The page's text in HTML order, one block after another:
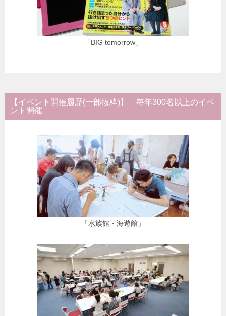
「BIG tomorrow」
【イベント開催履歴(一部抜粋)】 毎年300名以上のイベ
ント開催
「水族館・海遊館」